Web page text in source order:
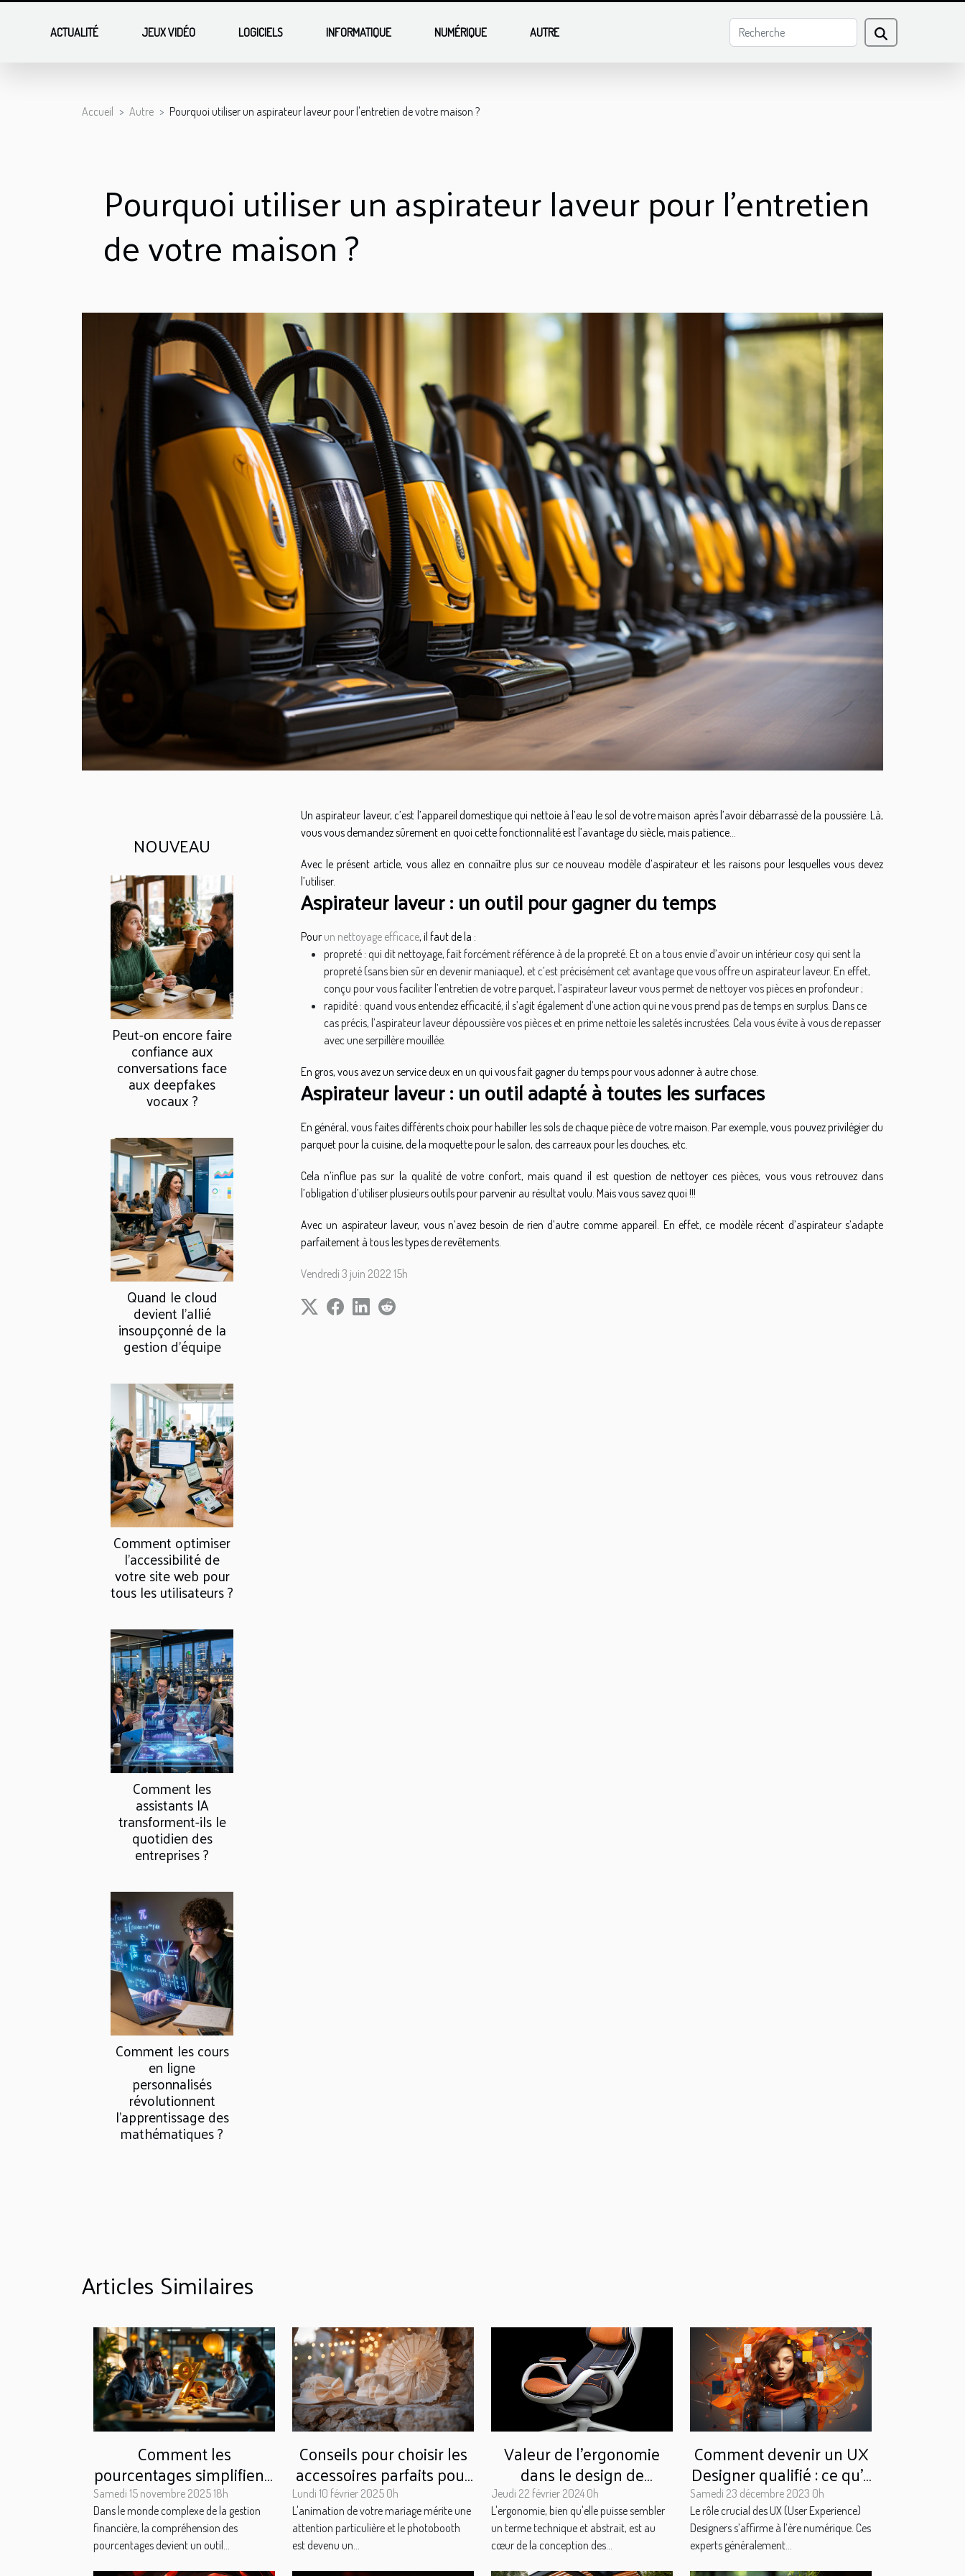
ACTUALITÉ JEUX VIDÉO LOGICIELS INFORMATIQUE NUMÉRIQUE AUTRE
Accueil Autre Pourquoi utiliser un aspirateur laveur pour l'entretien de votre maison ?
Pourquoi utiliser un aspirateur laveur pour l'entretien
de votre maison ?
NOUVEAU
Peut-on encore faire
confiance aux
conversations face
aux deepfakes
vocaux ?
Quand le cloud
devient l’allié
insoupçonné de la
gestion d’équipe
Comment optimiser
l'accessibilité de
votre site web pour
tous les utilisateurs ?
Comment les
assistants IA
transforment-ils le
quotidien des
entreprises ?
Comment les cours
en ligne
personnalisés
révolutionnent
l'apprentissage des
mathématiques ?
Un aspirateur laveur, c’est l’appareil domestique qui nettoie à l’eau le sol de votre maison après l’avoir débarrassé de la poussière. Là,
vous vous demandez sûrement en quoi cette fonctionnalité est l’avantage du siècle, mais patience…
Avec le présent article, vous allez en connaître plus sur ce nouveau modèle d’aspirateur et les raisons pour lesquelles vous devez
l’utiliser.
Aspirateur laveur : un outil pour gagner du temps
Pour un nettoyage efficace, il faut de la :
propreté : qui dit nettoyage, fait forcément référence à de la propreté. Et on a tous envie d’avoir un intérieur cosy qui sent la
propreté (sans bien sûr en devenir maniaque), et c’est précisément cet avantage que vous offre un aspirateur laveur. En effet,
conçu pour vous faciliter l’entretien de votre parquet, l’aspirateur laveur vous permet de nettoyer vos pièces en profondeur ;
rapidité : quand vous entendez efficacité, il s’agit également d’une action qui ne vous prend pas de temps en surplus. Dans ce
cas précis, l’aspirateur laveur dépoussière vos pièces et en prime nettoie les saletés incrustées. Cela vous évite à vous de repasser
avec une serpillère mouillée.
En gros, vous avez un service deux en un qui vous fait gagner du temps pour vous adonner à autre chose.
Aspirateur laveur : un outil adapté à toutes les surfaces
En général, vous faites différents choix pour habiller les sols de chaque pièce de votre maison. Par exemple, vous pouvez privilégier du
parquet pour la cuisine, de la moquette pour le salon, des carreaux pour les douches, etc.
Cela n’influe pas sur la qualité de votre confort, mais quand il est question de nettoyer ces pièces, vous vous retrouvez dans
l’obligation d’utiliser plusieurs outils pour parvenir au résultat voulu. Mais vous savez quoi !!!
Avec un aspirateur laveur, vous n’avez besoin de rien d’autre comme appareil. En effet, ce modèle récent d’aspirateur s’adapte
parfaitement à tous les types de revêtements.
Vendredi 3 juin 2022 15h
Articles Similaires
Comment les
pourcentages simplifient-
ils les décisions
financières ?
Samedi 15 novembre 2025 18h
Dans le monde complexe de la gestion
financière, la compréhension des
pourcentages devient un outil...
Conseils pour choisir les
accessoires parfaits pour
votre photobooth de
mariage
Lundi 10 février 2025 0h
L'animation de votre mariage mérite une
attention particulière et le photobooth
est devenu un...
Valeur de l'ergonomie
dans le design de
produits
Jeudi 22 février 2024 0h
L'ergonomie, bien qu'elle puisse sembler
un terme technique et abstrait, est au
cœur de la conception des...
Comment devenir un UX
Designer qualifié : ce qu’il
faut savoir
Samedi 23 décembre 2023 0h
Le rôle crucial des UX (User Experience)
Designers s’affirme à l’ère numérique. Ces
experts généralement...